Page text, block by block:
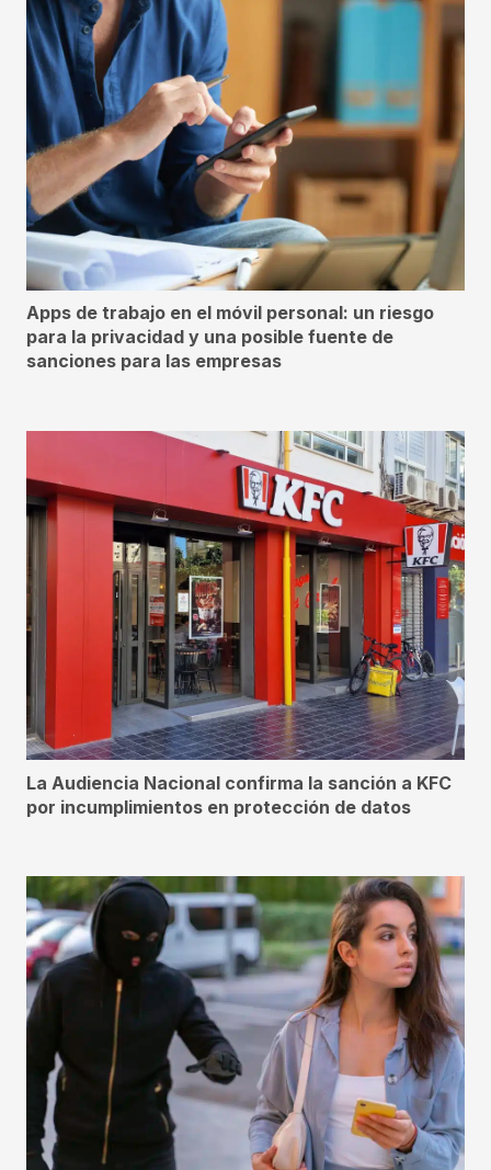
Apps de trabajo en el móvil personal: un riesgo
para la privacidad y una posible fuente de
sanciones para las empresas
La Audiencia Nacional confirma la sanción a KFC
por incumplimientos en protección de datos